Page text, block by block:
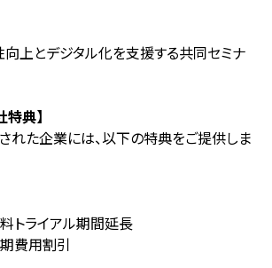
上とデジタル化を支援する共同セミナ
特典】
れた企業には、以下の特典をご提供しま
トライアル期間延長
費用割引